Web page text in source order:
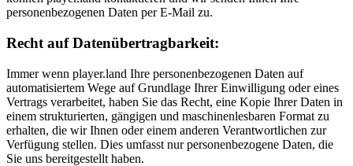
personenbezogenen Daten per E-Mail zu.
Recht auf Datenübertragbarkeit:
Immer wenn player.land Ihre personenbezogenen Daten auf
automatisiertem Wege auf Grundlage Ihrer Einwilligung oder eines
Vertrags verarbeitet, haben Sie das Recht, eine Kopie Ihrer Daten in
einem strukturierten, gängigen und maschinenlesbaren Format zu
erhalten, die wir Ihnen oder einem anderen Verantwortlichen zur
Verfügung stellen. Dies umfasst nur personenbezogene Daten, die
Sie uns bereitgestellt haben.